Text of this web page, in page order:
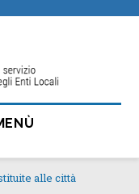
alle città